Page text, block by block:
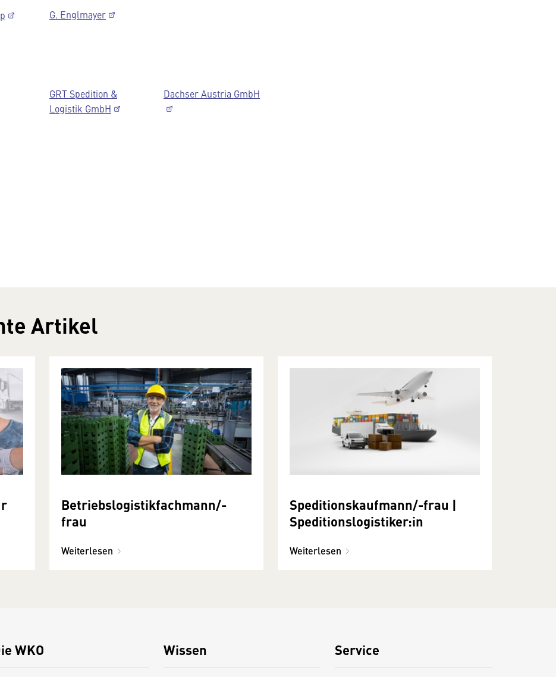
G. Englmayer
GRT Spedition &
Logistik GmbH
Dachser Austria GmbH
Artikel
Betriebslogistikfachmann/-
frau
Weiterlesen
Speditionskaufmann/-frau |
Speditionslogistiker:in
Weiterlesen
WKO Wissen Service